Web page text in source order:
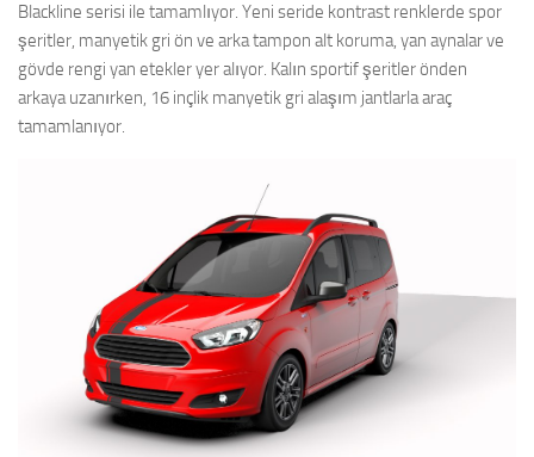
Blackline serisi ile tamamlıyor. Yeni seride kontrast renklerde spor
şeritler, manyetik gri ön ve arka tampon alt koruma, yan aynalar ve
gövde rengi yan etekler yer alıyor. Kalın sportif şeritler önden
arkaya uzanırken, 16 inçlik manyetik gri alaşım jantlarla araç
tamamlanıyor.